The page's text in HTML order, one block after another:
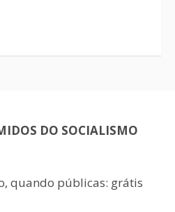
DO SOCIALISMO
quando públicas: grátis